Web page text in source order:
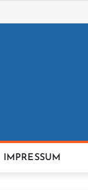
IMPRESSUM